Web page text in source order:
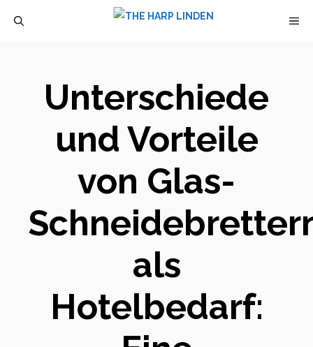
Unterschiede
und Vorteile
von Glas-
als
Hotelbedarf: